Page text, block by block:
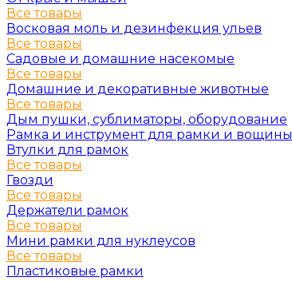
Все товары
Восковая моль и дезинфекция ульев
Все товары
Садовые и домашние насекомые
Все товары
Домашние и декоративные животные
Все товары
Дым пушки, сублиматоры, оборудование
Рамка и инструмент для рамки и вощины
Втулки для рамок
Все товары
Гвозди
Все товары
Держатели рамок
Все товары
Мини рамки для нуклеусов
Все товары
Пластиковые рамки